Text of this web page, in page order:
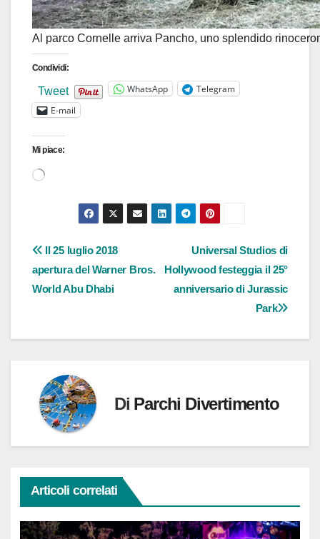
Al parco Cornelle arriva Pancho, uno splendido
Condividi:
Tweet WhatsApp
Telegram
E-mail
Mi piace:
Caricamento
Navigazione
articoli
Universal Studios di
Hollywood festeggia il 25°
anniversario di Jurassic
Park
Il 25 luglio 2018
apertura del Warner Bros.
World Abu Dhabi
Di Parchi Divertimento
Articoli correlati